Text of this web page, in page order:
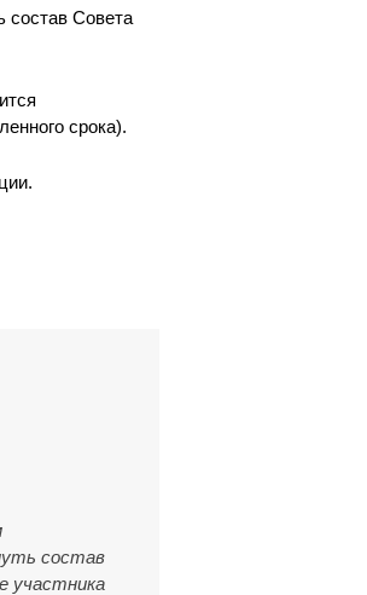
состав Совета
срока).
состав
участника